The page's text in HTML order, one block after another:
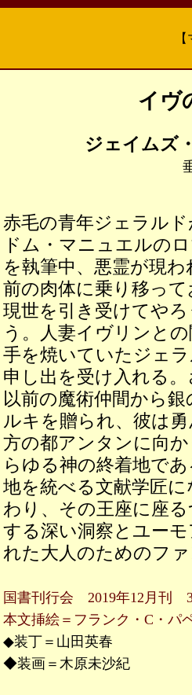
イヴ
ジェイムズ
赤毛の青年ジェラル
ドム・マニュエルの
を執筆中、悪霊が現わ
前の肉体に乗り移っ
現世を引き受けてや
う。人妻イヴリンと
手を焼いていたジェ
申し出を受け入れる
以前の魔術仲間から銀
ルキを贈られ、彼は
方の都アンタンに向
らゆる神の終着地で
地を統べる文献学匠に
わり、その王座に座
する深い洞察とユー
れた大人のためのフ
国書刊行会 2019年12月刊
本文挿絵＝フランク・C・パ
◆装丁＝山田英春
◆装画＝木原未沙紀